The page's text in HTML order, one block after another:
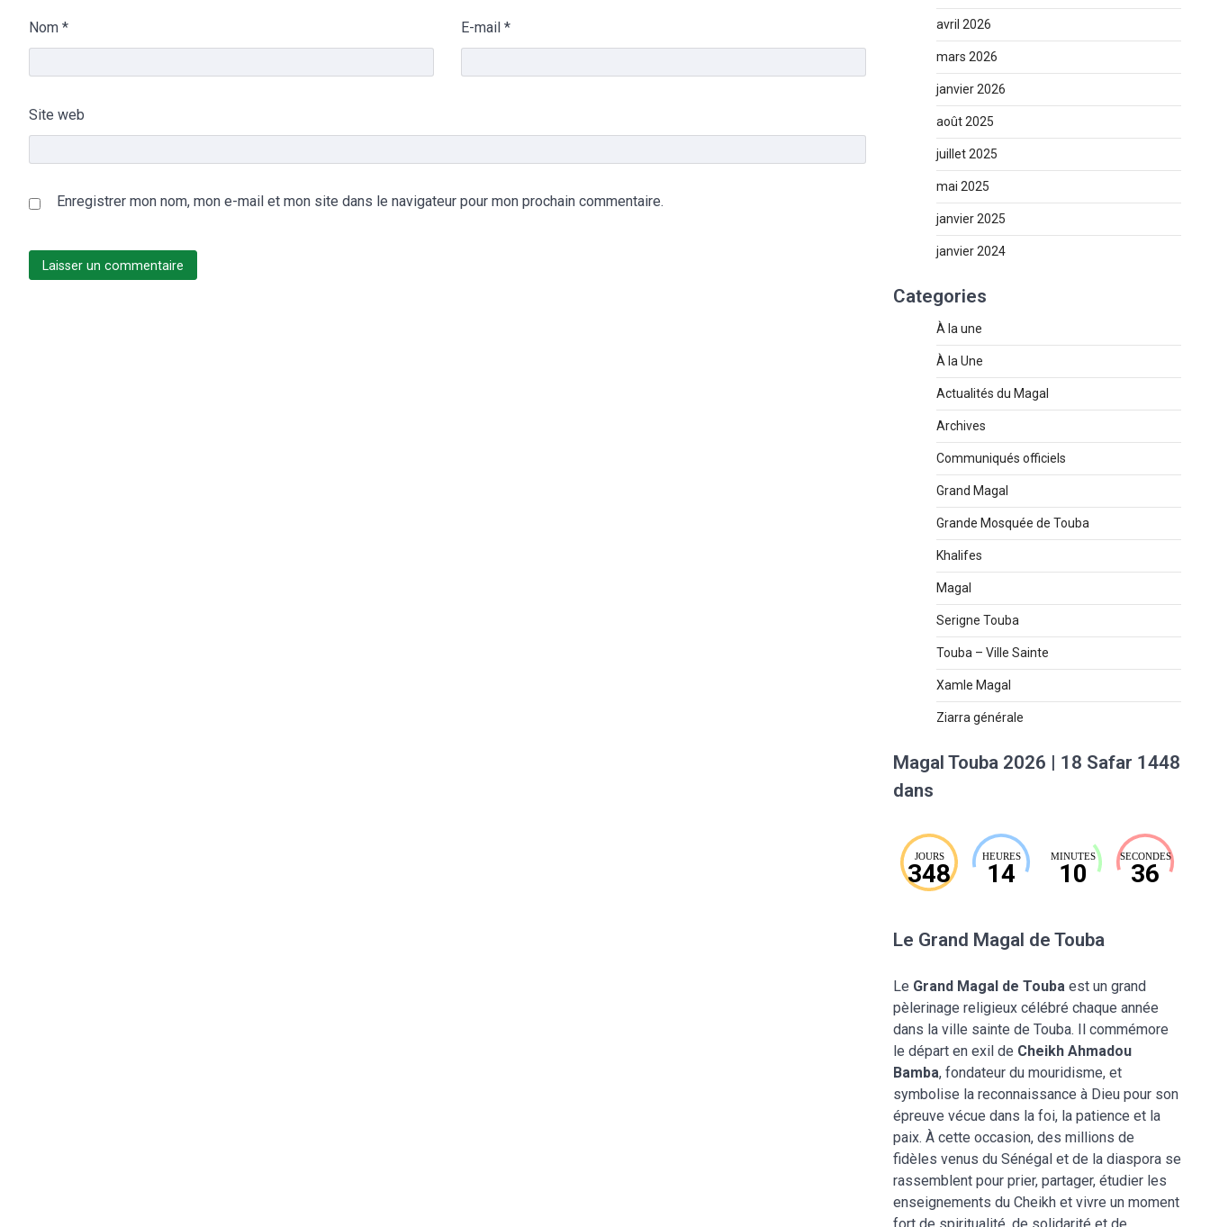
Nom * E-mail *
Site web
Enregistrer mon nom, mon e-mail et mon site dans le navigateur pour mon prochain commentaire.
avril 2026
mars 2026
janvier 2026
août 2025
juillet 2025
mai 2025
janvier 2025
janvier 2024
Categories
À la une
À la Une
Actualités du Magal
Archives
Communiqués officiels
Grand Magal
Grande Mosquée de Touba
Khalifes
Magal
Serigne Touba
Touba – Ville Sainte
Xamle Magal
Ziarra générale
Magal Touba 2026 | 18 Safar 1448
dans
JOURS
348
HEURES
14
MINUTES
10
SECONDES
35
Le Grand Magal de Touba
Le Grand Magal de Touba est un grand
pèlerinage religieux célébré chaque année
dans la ville sainte de Touba. Il commémore
le départ en exil de Cheikh Ahmadou
Bamba, fondateur du mouridisme, et
symbolise la reconnaissance à Dieu pour son
épreuve vécue dans la foi, la patience et la
paix. À cette occasion, des millions de
fidèles venus du Sénégal et de la diaspora se
rassemblent pour prier, partager, étudier les
enseignements du Cheikh et vivre un moment